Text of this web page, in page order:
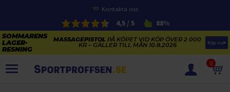
Kontakta oss
4,5 / 5 88%
MASSAGEPISTOLPÅ KÖPET VID KÖP ÖVER 2 000
KR – GÄLLER TILL MÅN 10.8.2026 Köp nu
0